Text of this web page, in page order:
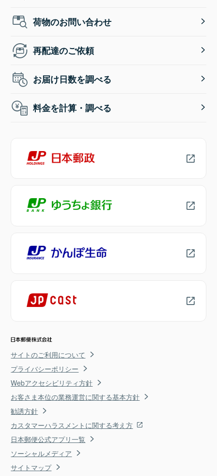
荷物のお問い合わせ
再配達のご依頼
お届け日数を調べる
料金を計算・調べる
サイトのご利用について
プライバシーポリシー
Webアクセシビリティ方針
お客さま本位の業務運営に関する基本方針
勧誘方針
カスタマーハラスメントに関する考え方
日本郵便公式アプリ一覧
ソーシャルメディア
サイトマップ